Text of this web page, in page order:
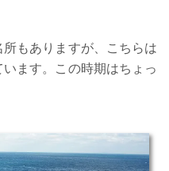
もありますが、こちらは
ます。この時期はちょっ